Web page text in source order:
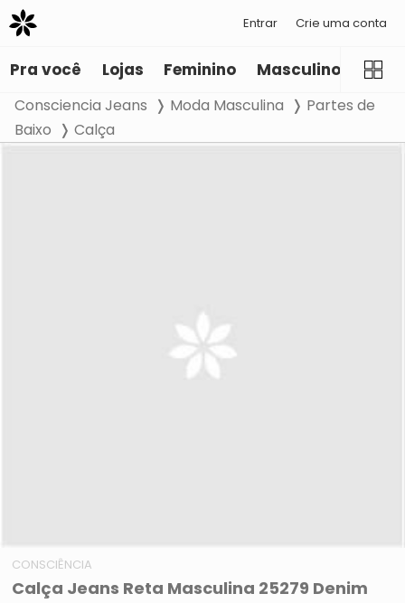
Entrar Crie uma conta
Pra você Lojas Feminino Masculino
Consciencia Jeans Moda Masculina
Partes de
Baixo
Calça
CONSCIÊNCIA
Calça Jeans Reta Masculina 25279 Denim